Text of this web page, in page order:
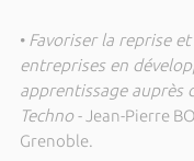
• Favoriser la reprise
entreprises en
apprentissage auprès
Techno - Jean-Pierre
Grenoble.